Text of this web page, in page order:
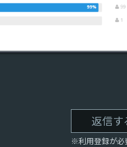
返信す
※利用登録が必